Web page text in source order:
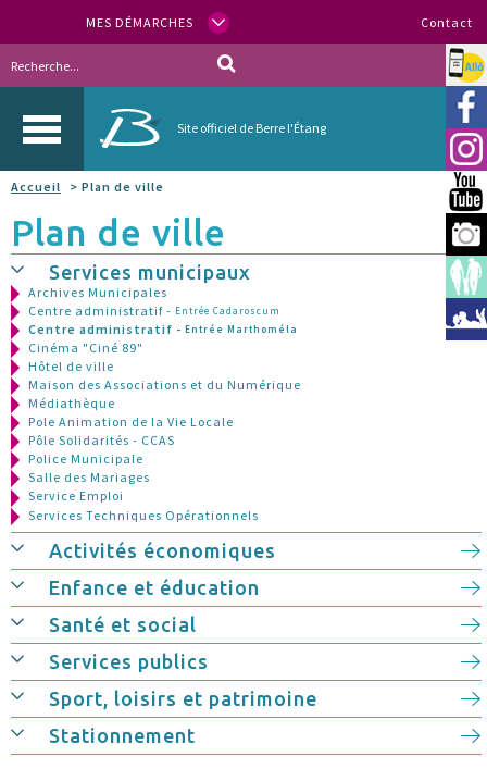
MES DÉMARCHES Contact
Site officiel de Berre l'Étang
Allo
Accueil > Plan de ville
Plan de ville
Services municipaux
Archives Municipales
Centre administratif - Entrée Cadaroscum
Centre administratif - Entrée Marthoméla
Cinéma "Ciné 89"
Hôtel de ville
Maison des Associations et du Numérique
Médiathèque
Pole Animation de la Vie Locale
Pôle Solidarités - CCAS
Police Municipale
Salle des Mariages
Service Emploi
Services Techniques Opérationnels
Activités économiques
Enfance et éducation
Santé et social
Services publics
Sport, loisirs et patrimoine
Stationnement